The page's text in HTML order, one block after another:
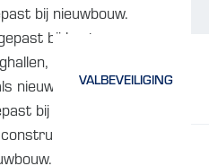
bij nieuwbouw.
bij kantoren,
nieuwbouw.
bij een
zowel
VALBEVEILIGING